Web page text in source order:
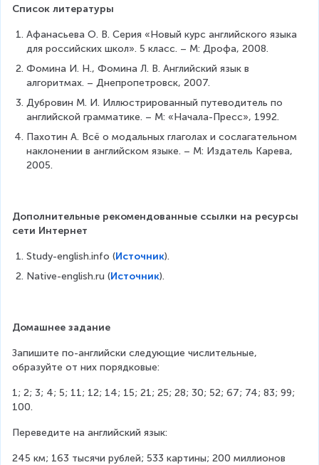
Список литературы
Афанасьева О. В. Серия «Новый курс английского языка
для российских школ». 5 класс. – М: Дрофа, 2008.
Фомина И. Н., Фомина Л. В. Английский язык в
алгоритмах. – Днепропетровск, 2007.
Дубровин М. И. Иллюстрированный путеводитель по
английской грамматике. – М: «Начала-Пресс», 1992.
Пахотин А. Всё о модальных глаголах и сослагательном
наклонении в английском языке. – М: Издатель Карева,
2005.
Дополнительные рекомендованные ссылки на ресурсы
сети Интернет
Study-english.info (Источник).
Native-english.ru (Источник).
Домашнее задание
Запишите по-английски следующие числительные,
образуйте от них порядковые:
1; 2; 3; 4; 5; 11; 12; 14; 15; 21; 25; 28; 30; 52; 67; 74; 83; 99;
100.
Переведите на английский язык:
245 км; 163 тысячи рублей; 533 картины; 200 миллионов